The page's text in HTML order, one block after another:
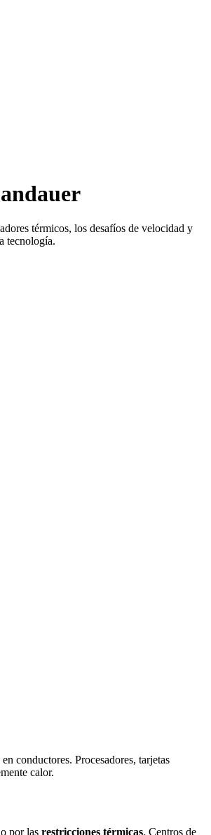
térmicos, los desafíos de velocidad y
tecnología.
conductores. Procesadores, tarjetas
calor.
por las restricciones térmicas. Centros de